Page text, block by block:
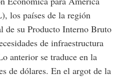
los países de la región
de su Producto Interno Bruto
de infraestructura
anterior se traduce en la
de dólares. En el argot de la